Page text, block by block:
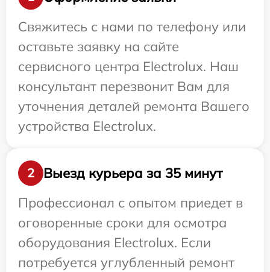
Свяжитесь с нами по телефону или
оставьте заявку на сайте
сервисного центра Electrolux. Наш
консультант перезвонит Вам для
уточнения деталей ремонта Вашего
устройства Electrolux.
2
Выезд курьера за 35 минут
Профессионал с опытом приедет в
оговоренные сроки для осмотра
оборудования Electrolux. Если
потребуется углубленный ремонт